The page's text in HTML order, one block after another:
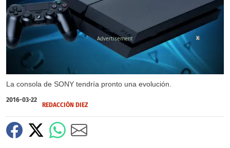
La consola de SONY tendría pronto una evolución.
X
2016-03-22
REDACCIÓN DIEZ